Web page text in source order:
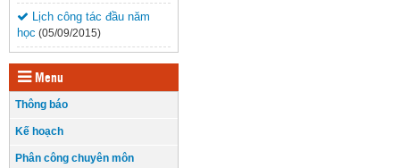
Lịch công tác đầu năm
học (05/09/2015)
Menu
Thông báo
Kế hoạch
Phân công chuyên môn